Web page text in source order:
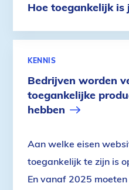
Hoe toegankelijk
Bedrijven worden
toegankelijke
hebben
KENNIS
Aan welke eisen
toegankelijk te zijn is
En vanaf 2025